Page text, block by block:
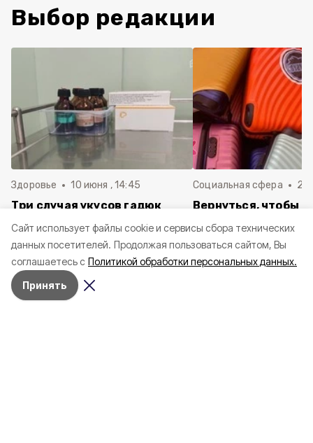
Cайт использует файлы cookie и сервисы сбора технических
данных посетителей. Продолжая пользоваться сайтом, Вы
соглашаетесь с Политикой обработки персональных данных.
Принять
Выбор редакции
Здоровье 10 июня , 14:45
Три случая укусов гадюк
Белгородской области с
начала года
Социальная сфера 20
Вернуться, чтобы
в Белгородскую
пять лет